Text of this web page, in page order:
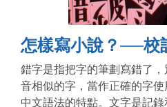
怎樣寫小說？──校
錯字是指把字的筆劃寫錯了
音相似的字，當作正確的字
中文語法的特點。文字是記